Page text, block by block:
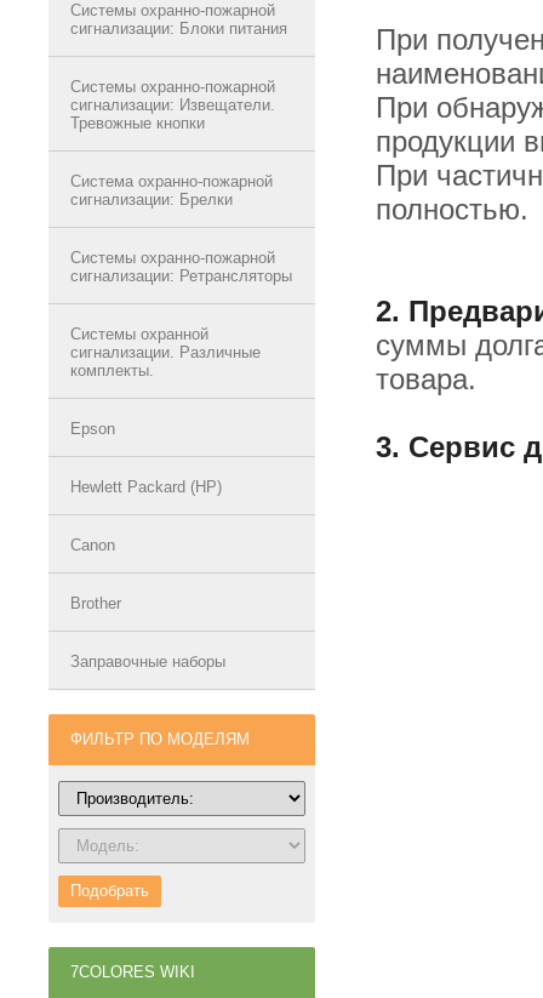
Системы охранно-пожарной
сигнализации: Блоки питания
Системы охранно-пожарной
сигнализации: Извещатели.
Тревожные кнопки
Система охранно-пожарной
сигнализации: Брелки
Системы охранно-пожарной
сигнализации: Ретрансляторы
Системы охранной
сигнализации. Различные
комплекты.
Epson
Hewlett Packard (HP)
Canon
Brother
Заправочные наборы
ФИЛЬТР ПО МОДЕЛЯМ
Подобрать
7COLORES WIKI
При
При
продукции
При
полностью.
2.
суммы
товара.
3. Сервис